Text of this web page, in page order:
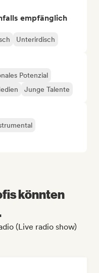
empfänglich
Unterirdisch
Potenzial
Junge Talente
könnten
(Live radio show)